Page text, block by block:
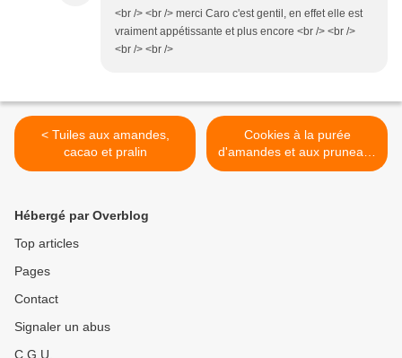
<br /> <br /> merci Caro c'est gentil, en effet elle est
vraiment appétissante et plus encore <br /> <br />
<br /> <br />
< Tuiles aux amandes,
cacao et pralin
Cookies à la purée
d'amandes et aux pruneaux
>
Hébergé par Overblog
Top articles
Pages
Contact
Signaler un abus
C.G.U.